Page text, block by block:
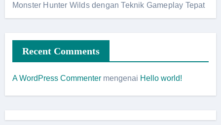
Monster Hunter Wilds dengan Teknik Gameplay Tepat
Recent Comments
A WordPress Commentermengenai Hello world!